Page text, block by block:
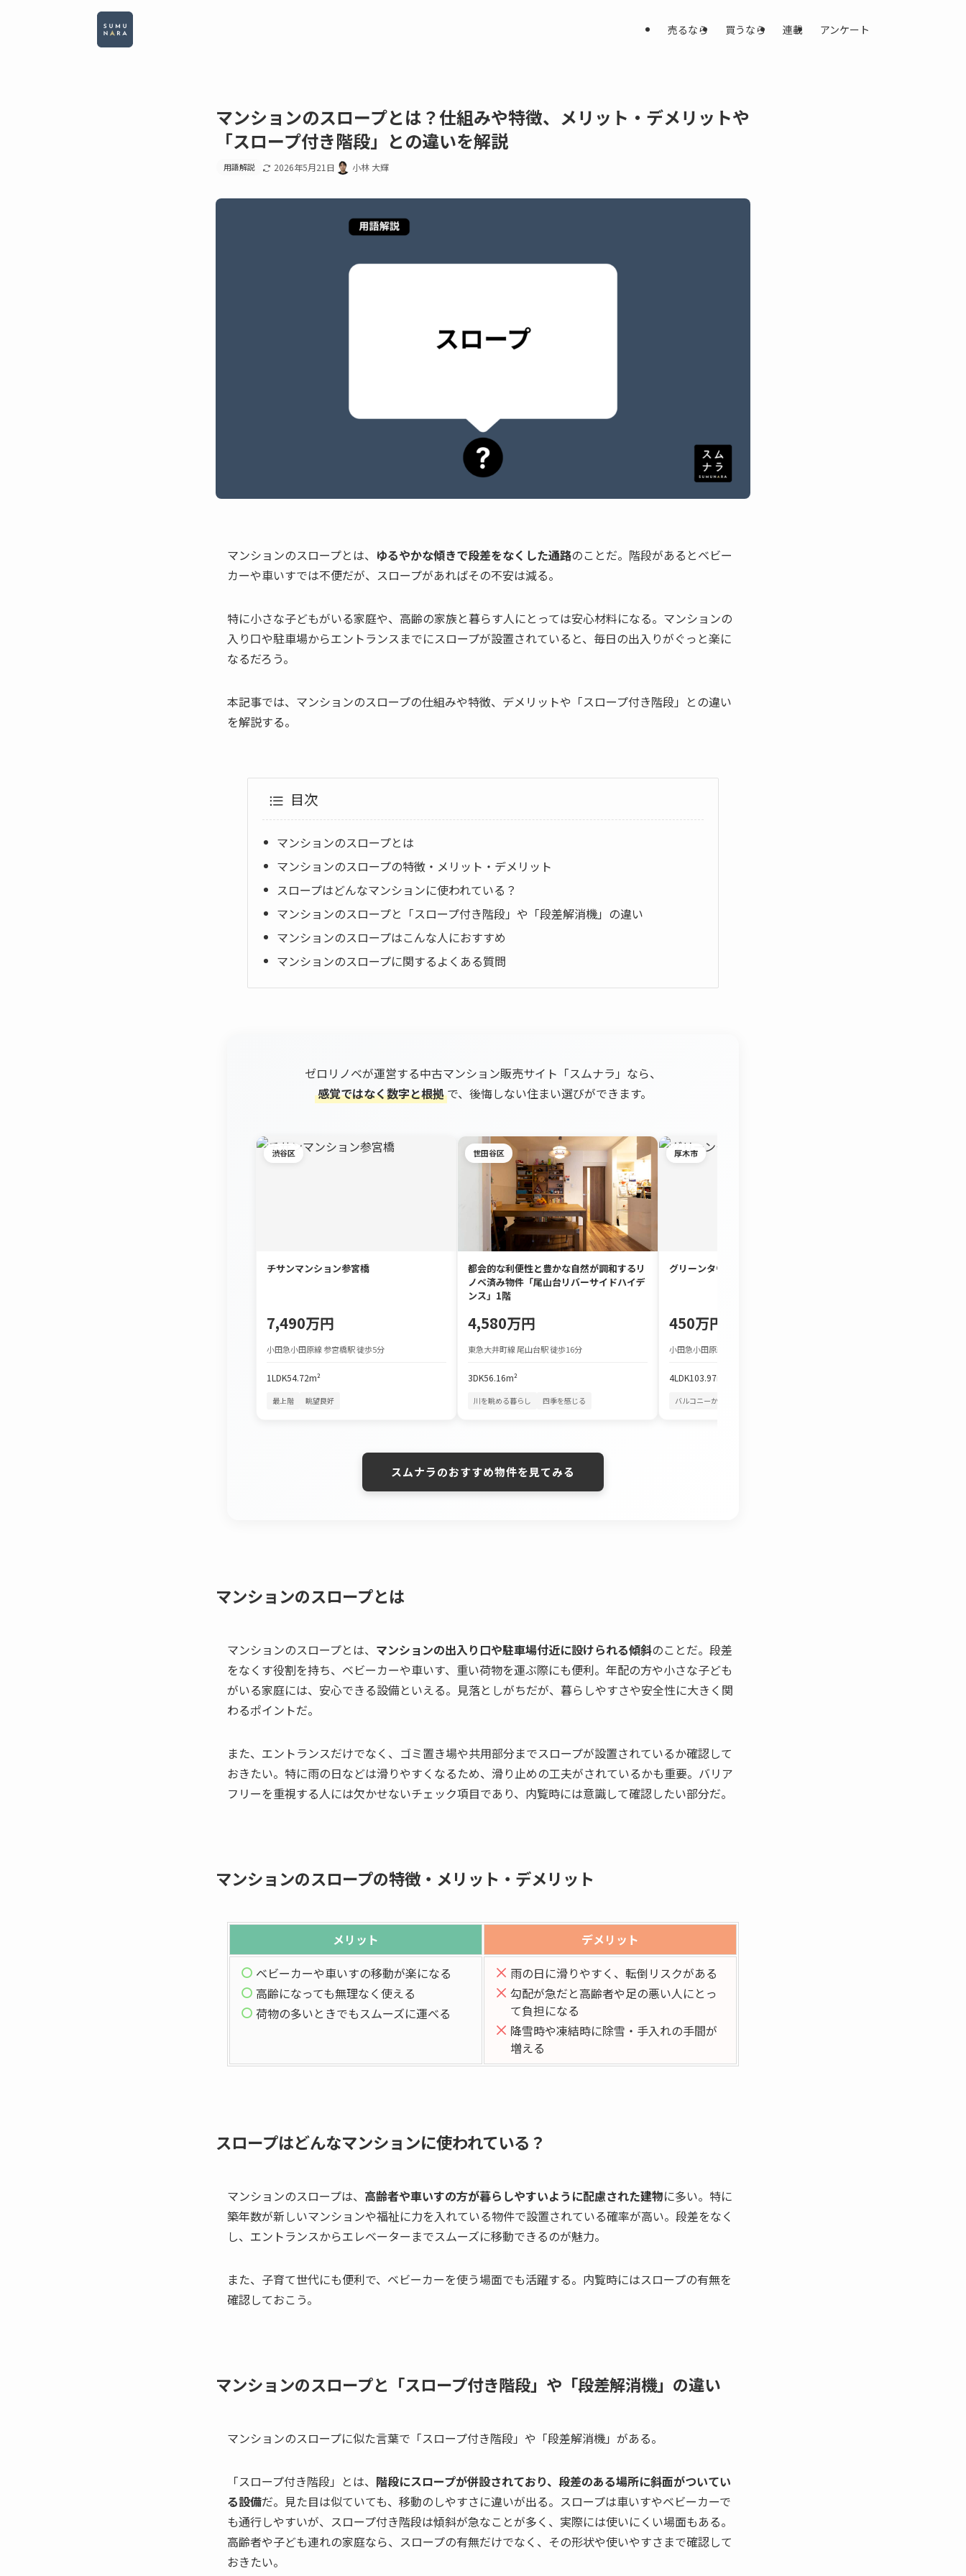
売るなら 買うなら 連載 アンケート
マンションのスロープとは？仕組みや特徴、メリット・デメリットや
「スロープ付き階段」との違いを解説
用語解説 2026年5月21日 小林 大輝
マンションのスロープとは、 ゆるやかな傾きで段差をなくした通路のことだ。階段があるとベビー
カーや車いすでは不便だが、スロープがあればその不安は減る。
特に小さな子どもがいる家庭や、高齢の家族と暮らす人にとっては安心材料になる。マンションの
入り口や駐車場からエントランスまでにスロープが設置されていると、毎日の出入りがぐっと楽に
なるだろう。
本記事では、マンションのスロープの仕組みや特徴、デメリットや「スロープ付き階段」との違い
を解説する。
目次
マンションのスロープとは
マンションのスロープの特徴・メリット・デメリット
スロープはどんなマンションに使われている？
マンションのスロープと「スロープ付き階段」や「段差解消機」の違い
マンションのスロープはこんな人におすすめ
マンションのスロープに関するよくある質問
ゼロリノベが運営する中古マンション販売サイト「スムナラ」なら、
感覚ではなく数字と根拠で、後悔しない住まい選びができます。
渋谷区
チサンマンション参宮橋
7,490万円
小田急小田原線 参宮橋駅 徒歩5分
1LDK54.72m²
最上階 眺望良好
世田谷区
都会的な利便性と豊かな自然が調和するリ
ノベ済み物件「尾山台リバーサイドハイデ
ンス」1階
4,580万円
東急大井町線 尾山台駅 徒歩16分
3DK56.16m²
川を眺める暮らし 四季を感じる
厚木市
グリーンタウン宮の里
450万円
小田急小田原線 本厚木駅 バス約25分
4LDK103.97m²
バルコニーから花火
スムナラのおすすめ物件を見てみる
マンションのスロープとは
マンションのスロープとは、 マンションの出入り口や駐車場付近に設けられる傾斜のことだ。段差
をなくす役割を持ち、ベビーカーや車いす、重い荷物を運ぶ際にも便利。年配の方や小さな子ども
がいる家庭には、安心できる設備といえる。見落としがちだが、暮らしやすさや安全性に大きく関
わるポイントだ。
また、エントランスだけでなく、ゴミ置き場や共用部分までスロープが設置されているか確認して
おきたい。特に雨の日などは滑りやすくなるため、滑り止めの工夫がされているかも重要。バリア
フリーを重視する人には欠かせないチェック項目であり、内覧時には意識して確認したい部分だ。
マンションのスロープの特徴・メリット・デメリット
メリット
デメリット
ベビーカーや車いすの移動が楽になる
高齢になっても無理なく使える
荷物の多いときでもスムーズに運べる
雨の日に滑りやすく、転倒リスクがある
勾配が急だと高齢者や足の悪い人にとっ
て負担になる
降雪時や凍結時に除雪・手入れの手間が
増える
スロープはどんなマンションに使われている？
マンションのスロープは、 高齢者や車いすの方が暮らしやすいように配慮された建物に多い。特に
築年数が新しいマンションや福祉に力を入れている物件で設置されている確率が高い。段差をなく
し、エントランスからエレベーターまでスムーズに移動できるのが魅力。
また、子育て世代にも便利で、ベビーカーを使う場面でも活躍する。内覧時にはスロープの有無を
確認しておこう。
マンションのスロープと「スロープ付き階段」や「段差解消機」の違い
マンションのスロープに似た言葉で「スロープ付き階段」や「段差解消機」がある。
「スロープ付き階段」とは、 階段にスロープが併設されており、段差のある場所に斜面がついてい
る設備だ。見た目は似ていても、移動のしやすさに違いが出る。スロープは車いすやベビーカーで
も通行しやすいが、スロープ付き階段は傾斜が急なことが多く、実際には使いにくい場面もある。
高齢者や子ども連れの家庭なら、スロープの有無だけでなく、その形状や使いやすさまで確認して
おきたい。